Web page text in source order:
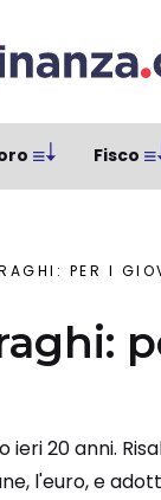
Fisco
PER I
20 anni.
l'euro, e